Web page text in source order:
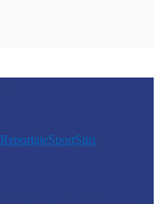
ReportajeSportȘtiri